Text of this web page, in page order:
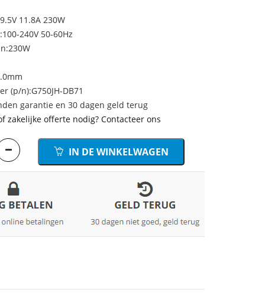
11.8A 230W
240V 50-60Hz
(p/n):G750JH-DB71
garantie en 30 dagen geld terug
zakelijke offerte nodig? Contacteer ons
IN DE WINKELWAGEN